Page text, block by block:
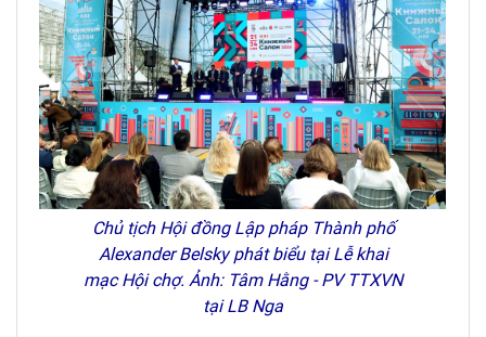
Chủ tịch Hội đồng Lập pháp Thành phố
Alexander Belsky phát biểu tại Lễ khai
mạc Hội chợ. Ảnh: Tâm Hằng - PV TTXVN
tại LB Nga